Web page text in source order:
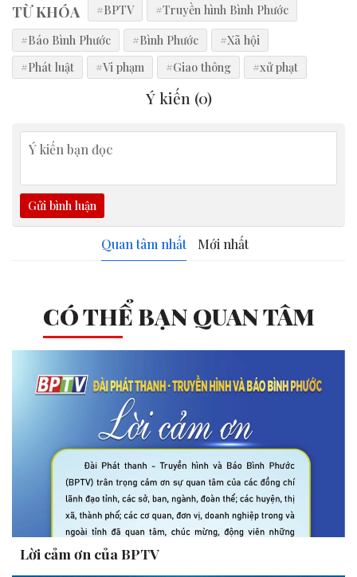
TỪ KHÓA #BPTV
#Truyền hình Bình Phước
#Báo Bình Phước
#Bình Phước
#Xã hội
#Phát luật
#Vi phạm #Giao thông #xử phạt
Ý kiến (0)
Gửi bình luận
Quan tâm nhất Mới nhất
CÓ THỂ BẠN QUAN TÂM
Lời cảm ơn của BPTV